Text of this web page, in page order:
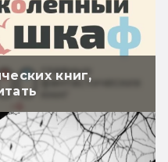
книг,